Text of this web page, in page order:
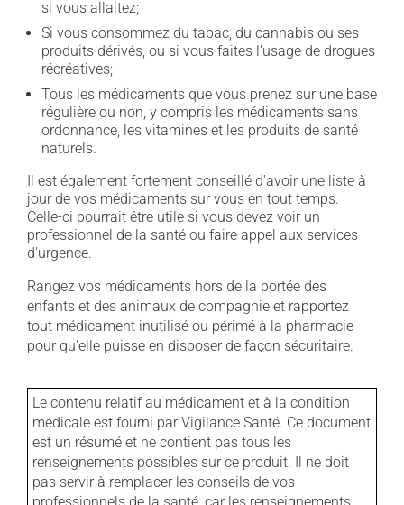
si vous allaitez;
Si vous consommez du tabac, du cannabis ou ses
produits dérivés, ou si vous faites l'usage de drogues
récréatives;
Tous les médicaments que vous prenez sur une base
régulière ou non, y compris les médicaments sans
ordonnance, les vitamines et les produits de santé
naturels.
Il est également fortement conseillé d'avoir une liste à
jour de vos médicaments sur vous en tout temps.
Celle-ci pourrait être utile si vous devez voir un
professionnel de la santé ou faire appel aux services
d'urgence.
Rangez vos médicaments hors de la portée des
enfants et des animaux de compagnie et rapportez
tout médicament inutilisé ou périmé à la pharmacie
pour qu'elle puisse en disposer de façon sécuritaire.
Le contenu relatif au médicament et à la condition
médicale est fourni par Vigilance Santé. Ce document
est un résumé et ne contient pas tous les
renseignements possibles sur ce produit. Il ne doit
pas servir à remplacer les conseils de vos